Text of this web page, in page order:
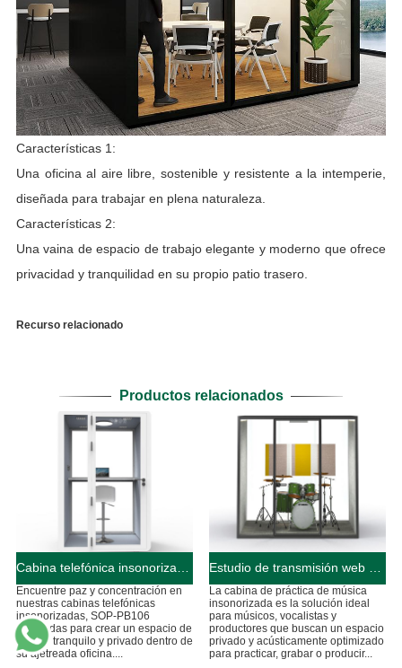
Características 1:
Una oficina al aire libre, sostenible y resistente a la intemperie,
diseñada para trabajar en plena naturaleza.
Características 2:
Una vaina de espacio de trabajo elegante y moderno que ofrece
privacidad y tranquilidad en su propio patio trasero.
Recurso relacionado
Productos relacionados
Cabina telefónica insonorizada en una oficina
Encuentre paz y concentración en
nuestras cabinas telefónicas
insonorizadas, SOP-PB106
diseñadas para crear un espacio de
trabajo tranquilo y privado dentro de
su ajetreada oficina....
Estudio de transmisión web en vivo con cabina de música con aislamiento acústico
La cabina de práctica de música
insonorizada es la solución ideal
para músicos, vocalistas y
productores que buscan un espacio
privado y acústicamente optimizado
para practicar, grabar o producir...